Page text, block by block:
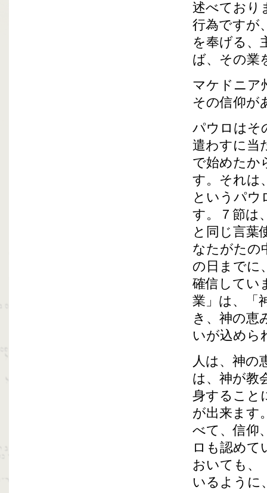
述べており
行為ですが
を奉げる、
ば、その業
マケドニア
その信仰が
パウロはそ
遣わすに当
で始めたか
す。それは
というパウ
す。７節は
と同じ言葉
なたがたの
の日までに
確信してい
業」は、「
き、神の恵
いが込めら
人は、神の
は、神が教
身すること
が出来ます
べて、信仰
ロも認めて
おいても、
いるように